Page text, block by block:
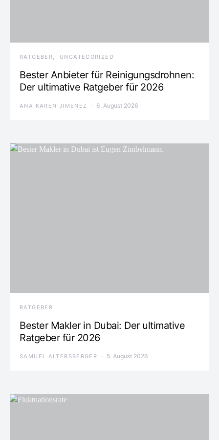
RATGEBER UNCATEGORIZED
Bester Anbieter für Reinigungsdrohnen:
Der ultimative Ratgeber für 2026
ANA KAREN JIMENEZ 6. August 2026
RATGEBER
Bester Makler in Dubai: Der ultimative
Ratgeber für 2026
SAMUEL ALTERSBERGER 5. August 2026